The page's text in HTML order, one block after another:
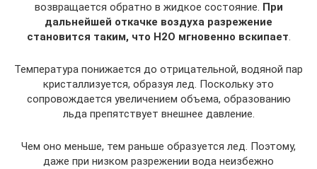
возвращается обратно в жидкое состояние. При
дальнейшей откачке воздуха разрежение
становится таким, что H2O мгновенно вскипает.
Температура понижается до отрицательной, водяной пар
кристаллизуется, образуя лед. Поскольку это
сопровождается увеличением объема, образованию
льда препятствует внешнее давление.
Чем оно меньше, тем раньше образуется лед. Поэтому,
даже при низком разрежении вода неизбежно